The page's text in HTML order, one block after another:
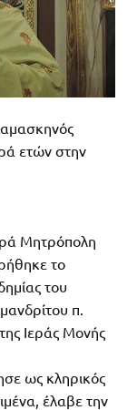
ετών στην
Μητρόπολη
το
του
π.
Ιεράς Μονής
ως κληρικός
έλαβε την